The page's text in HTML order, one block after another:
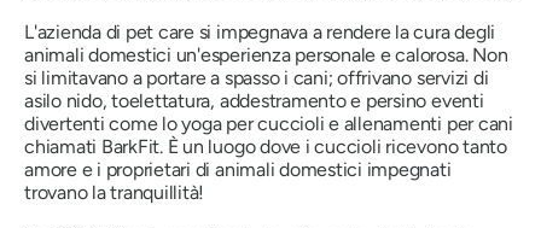
L'azienda di pet care si impegnava a rendere la cura degli
animali domestici un'esperienza personale e calorosa. Non
si limitavano a portare a spasso i cani; offrivano servizi di
asilo nido, toelettatura, addestramento e persino eventi
divertenti come lo yoga per cuccioli e allenamenti per cani
chiamati BarkFit. È un luogo dove i cuccioli ricevono tanto
amore e i proprietari di animali domestici impegnati
trovano la tranquillità!